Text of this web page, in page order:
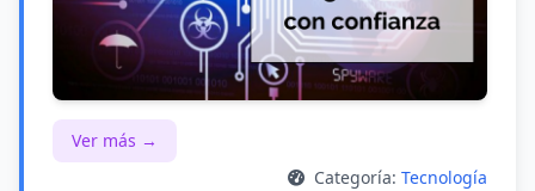
Ver más →
Categoría: Tecnología